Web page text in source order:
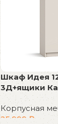
Шкаф Идея
3Д+ящики
Корпусная
25 999 ₽